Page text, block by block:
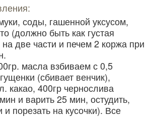
соды, гашенной уксусом,
(должно быть как густая
две части и печем 2 коржа при
масла взбиваем с 0,5
(сбивает венчик),
какао, 400гр чернослива
и варить 25 мин, остудить,
и порезать на кусочки). Все